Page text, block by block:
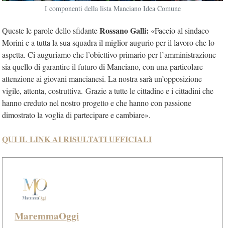
I componenti della lista Manciano Idea Comune
Queste le parole dello sfidanteRossano Galli: «Faccio al sindaco
Morini e a tutta la sua squadra il miglior augurio per il lavoro che lo
aspetta. Ci auguriamo che l’obiettivo primario per l’amministrazione
sia quello di garantire il futuro di Manciano, con una particolare
attenzione ai giovani mancianesi. La nostra sarà un’opposizione
vigile, attenta, costruttiva. Grazie a tutte le cittadine e i cittadini che
hanno creduto nel nostro progetto e che hanno con passione
dimostrato la voglia di partecipare e cambiare».
QUI IL LINK AI RISULTATI UFFICIALI
MaremmaOggi